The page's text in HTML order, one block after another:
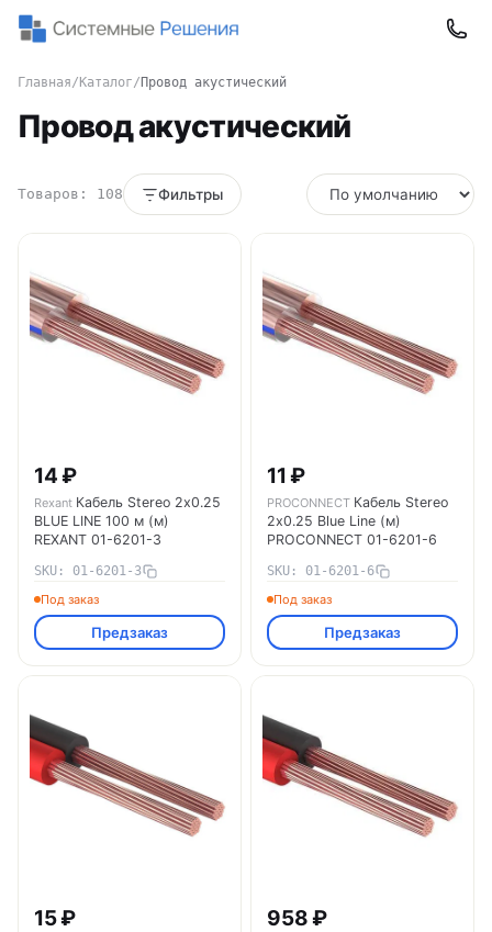
Главная/ Каталог/ Провод акустический
Провод акустический
Товаров: 108 Фильтры
14 ₽
Rexant Кабель Stereo 2х0.25
BLUE LINE 100 м (м)
REXANT 01-6201-3
SKU: 01-6201-3
Под заказ
Предзаказ
11 ₽
PROCONNECT Кабель Stereo
2х0.25 Blue Line (м)
PROCONNECT 01-6201-6
SKU: 01-6201-6
Под заказ
Предзаказ
15 ₽ 958 ₽